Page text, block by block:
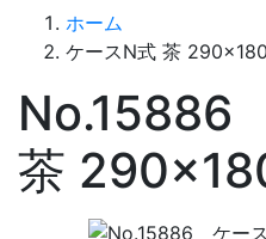
ホーム
ケースN式 茶
No.15886
茶